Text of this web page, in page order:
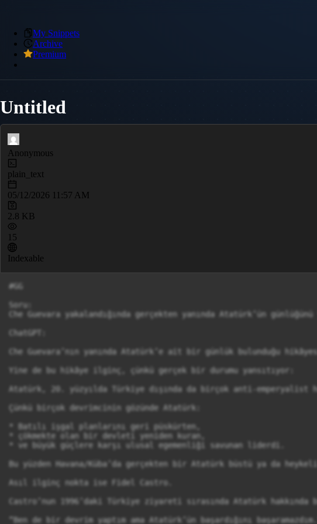
My Snippets
Archive
Premium
Untitled
Anonymous
plain_text
05/12/2026 11:57 AM
2.8 KB
15
Indexable
#GG
Soru:
Che Guevara yakalandığında gerçekten yanında Atatürk’ün
ChatGPT:
Che Guevara’nın yanında Atatürk’e ait bir günlük bulunduğu
Yine de bu hikâye ilginç, çünkü gerçek bir durumu yansıtıyor:
Atatürk, 20. yüzyılda Türkiye dışında da birçok anti-emperyalist
Çünkü birçok devrimcinin gözünde Atatürk:
* Batılı işgal planlarını geri püskürten,
* çökmekte olan bir devleti yeniden kuran,
* ve büyük güçlere karşı ulusal egemenliği savunan liderdi.
Bu yüzden Havana/Küba’da gerçekten bir Atatürk büstü ya da
Asıl ilginç nokta ise Fidel Castro.
Castro’nun 1996’daki Türkiye ziyareti sırasında Atatürk
“Ben de bir devrim yaptım ama Atatürk’ün başardığını